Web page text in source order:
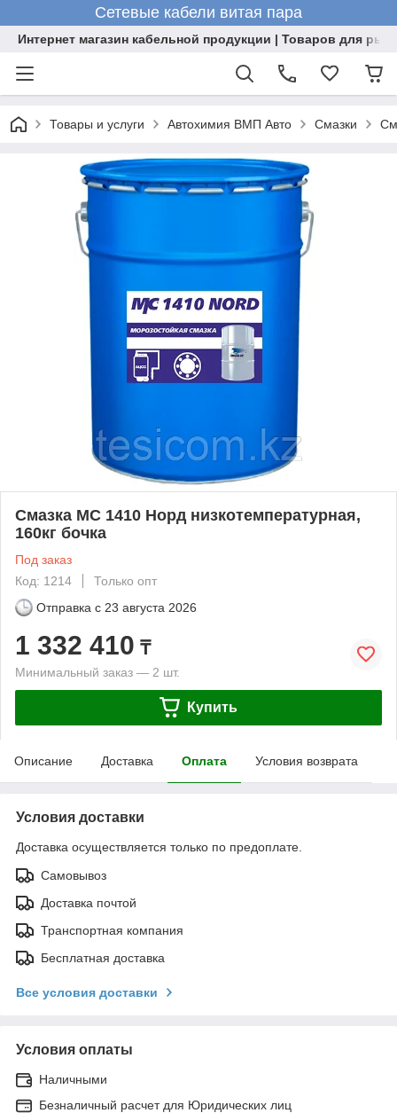
Сетевые кабели витая пара
Интернет магазин кабельной продукции | Товаров для
Товары и услуги Автохимия ВМП Авто Смазки
Смазка МС 1410 Норд низкотемпературная,
160кг бочка
Под заказ
Код: 1214
Только опт
Отправка с 23 августа 2026
1 332 410 ₸
Минимальный заказ — 2 шт.
Купить
Описание Доставка Оплата Условия возврата
Условия доставки
Доставка осуществляется только по предоплате.
Самовывоз
Доставка почтой
Транспортная компания
Бесплатная доставка
Все условия доставки
Условия оплаты
Наличными
Безналичный расчет для Юридических лиц